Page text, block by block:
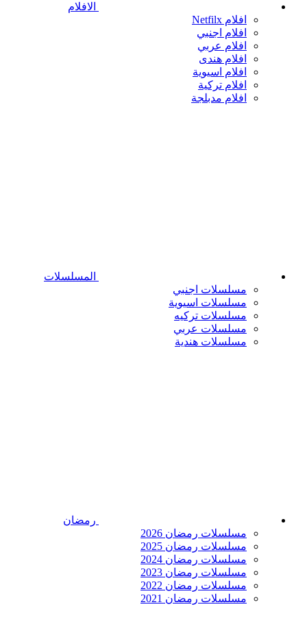
الافلام
افلام Netfilx
افلام اجنبي
افلام عربي
افلام هندى
افلام اسيوية
افلام تركية
افلام مدبلجة
المسلسلات
مسلسلات اجنبي
مسلسلات اسيوية
مسلسلات تركيه
مسلسلات عربي
مسلسلات هندية
رمضان
مسلسلات رمضان 2026
مسلسلات رمضان 2025
مسلسلات رمضان 2024
مسلسلات رمضان 2023
مسلسلات رمضان 2022
مسلسلات رمضان 2021